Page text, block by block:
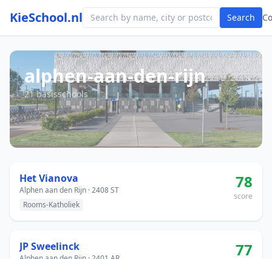
KieSchool.nl Search
alphen-aan-den-rijn
21 basisschools
Het Vianova
Alphen aan den Rijn · 2408 ST
Rooms-Katholiek
78
score
JP Sweelinck 77